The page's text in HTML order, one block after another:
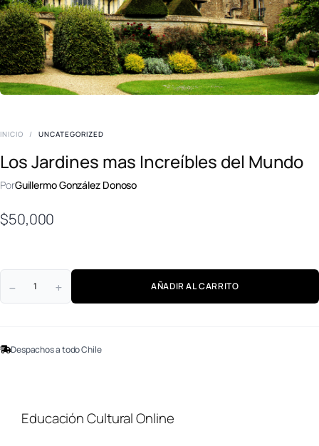
INICIO / UNCATEGORIZED
Los Jardines mas Increíbles del Mundo
PorGuillermo González Donoso
$50,000
AÑADIR AL CARRITO
Despachos a todo Chile
Educación Cultural Online